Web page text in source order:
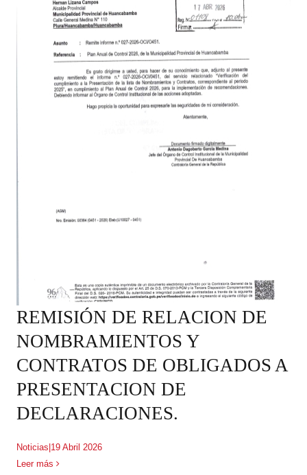
REMISIÓN DE RELACION DE
NOMBRAMIENTOS Y
CONTRATOS DE OBLIGADOS A
PRESENTACION DE
DECLARACIONES.
Noticias 19 Abril 2026
Leer más